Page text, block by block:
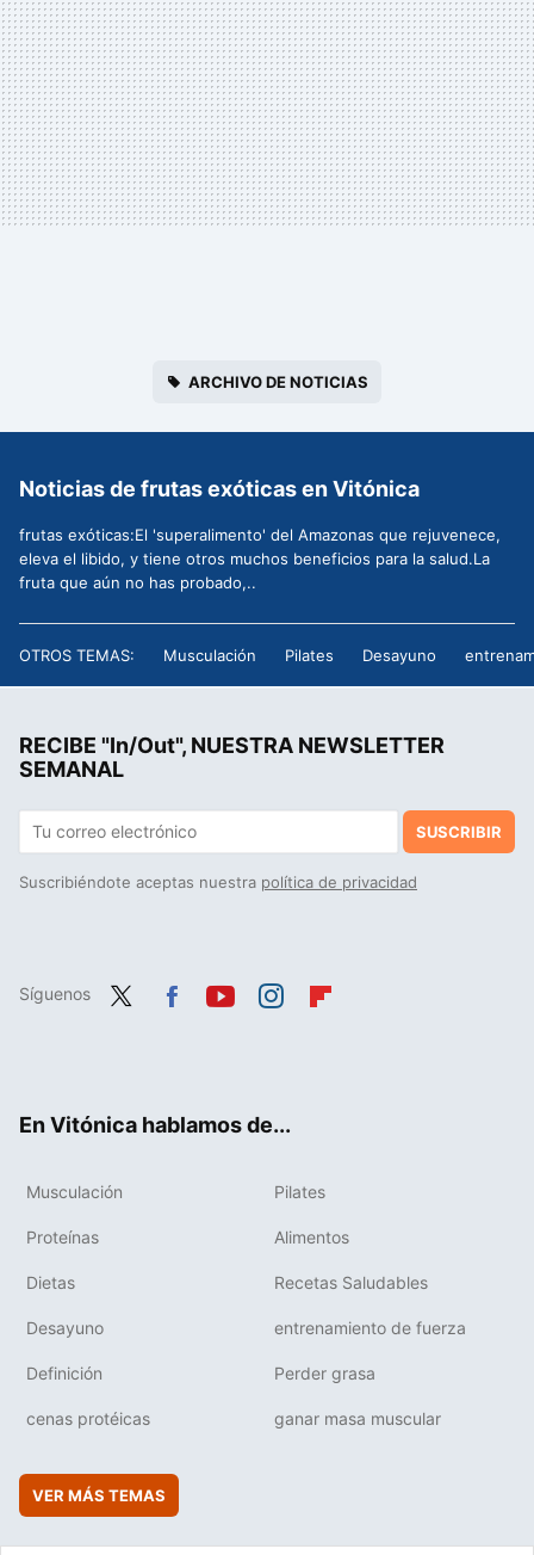
ARCHIVO DE NOTICIAS
Noticias de frutas exóticas en Vitónica
frutas exóticas:El 'superalimento' del Amazonas que rejuvenece,
eleva el libido, y tiene otros muchos beneficios para la salud.La
fruta que aún no has probado,..
OTROS TEMAS: Musculación Pilates Desayuno
RECIBE "In/Out", NUESTRA NEWSLETTER
SEMANAL
SUSCRIBIR
Suscribiéndote aceptas nuestra política de privacidad
Síguenos
En Vitónica hablamos de...
Musculación Pilates
Proteínas Alimentos
Dietas Recetas Saludables
Desayuno entrenamiento de fuerza
Definición Perder grasa
cenas protéicas ganar masa muscular
VER MÁS TEMAS